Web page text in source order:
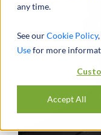
any time.
See ourCookie Policy,
Usefor more
Accept All